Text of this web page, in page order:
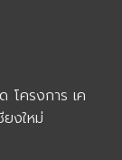
โครงการ เค
งใหม่